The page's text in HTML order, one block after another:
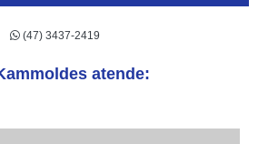
(47) 3437-2419
atende: